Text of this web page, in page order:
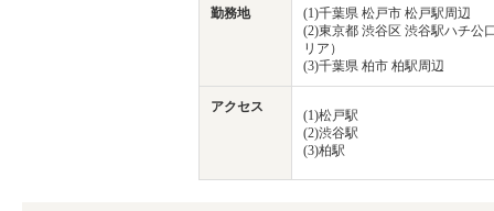
勤務地
(1)千葉県 松戸市 松戸駅周辺
(2)東京都 渋谷区 渋谷駅ハチ公
リア）
(3)千葉県 柏市 柏駅周辺
アクセス
(1)松戸駅
(2)渋谷駅
(3)柏駅